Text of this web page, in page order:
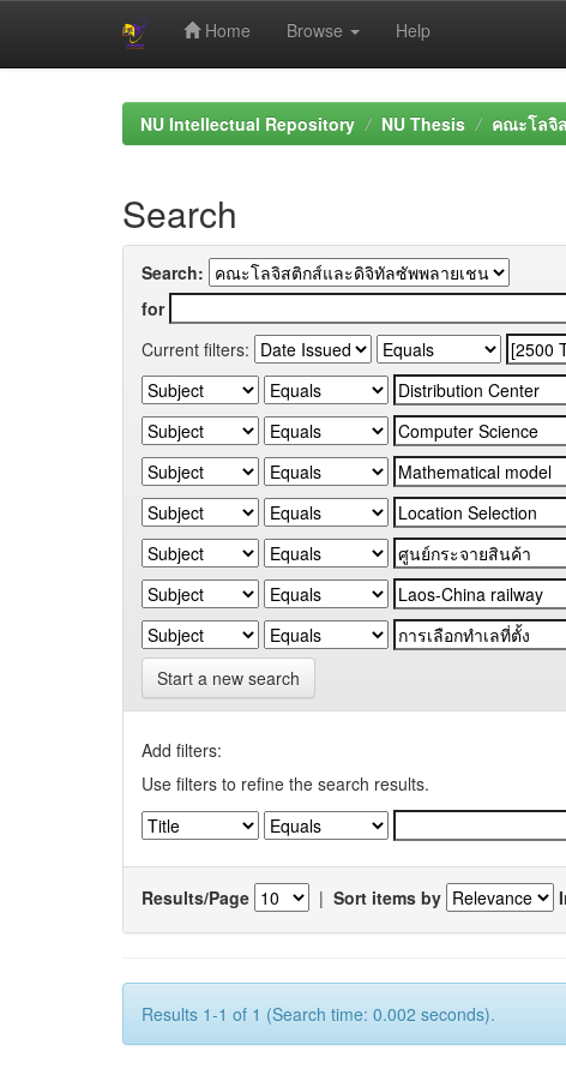
Home Browse Help
NU Intellectual Repository NU Thesis คณะโลจิ
Search
Search:
for
Current filters:
Start a new search
Add filters:
Use filters to refine the search results.
Results/Page | Sort items by
Results 1-1 of 1 (Search time: 0.002 seconds).